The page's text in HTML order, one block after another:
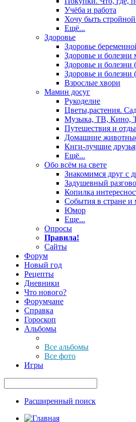
Учёба и работа
Хочу быть
Ещё...
Здоровье
Здоровье
Здоровье и
Здоровье и болезни
Здоровье и
Взрослые хвори
Мамин досуг
Рукоделие
Цветы,растения.
Музыка, ТВ, Кино,
Путешествия и
Домашние
Кнги-лучшие друзья
Ещё...
Обо всём на свете
Знакомимся друг с
Задушевный
Копилка
События в стране и
Юмор
Еще...
Опросы
Правила!
Сайты
Форум
Новый год
Рецепты
Дневники
Что нового?
Форумчане
Справка
Гороскоп
Альбомы
Все альбомы
Все фото
Игры
Расширенный поиск